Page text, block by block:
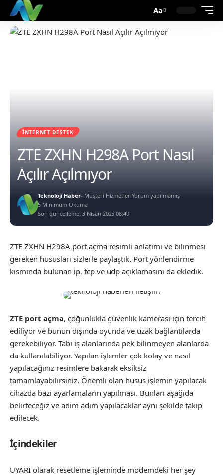
Aa
İNTERNET DESTEK
ZTE ZXHN H298A Port Nasıl
Açılır Açılmıyor
Son güncelleme: 3 Nisan 2025 08:49
Teknoloji Haber- Müşteri HizmetleriYorum yapılmamış
5 Minimum Okuma
ZTE ZXHN H298A port açma resimli anlatımı ve bilinmesi
gereken hususları sizlerle paylaştık. Port yönlendirme
kısmında bulunan ip, tcp ve udp açıklamasını da ekledik.
ZTE port açma, çoğunlukla güvenlik kamerası için tercih
ediliyor ve bunun dışında oyunda ve uzak bağlantılarda
gerekebiliyor. Tabi iş alanlarında pek bilinmeyen alanlarda
da kullanılabiliyor. Yapılan işlemler çok kolay ve nasıl
yapılacağınız resimlere bakarak eksiksiz
tamamlayabilirsiniz. Önemli olan husus işlemin yapılacak
cihazda bazı ayarlamaların yapılması. Bunları aşağıda
belirteceğiz ve adım adım yapılacaklar aynı şekilde takip
edilecek.
İçindekiler
UYARI olarak resetleme işleminde modemdeki her şey